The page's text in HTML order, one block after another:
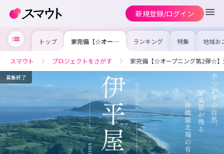
新規登録/ログイン
トップ 家完備【☆オープ
ニング第2弾☆】
人ぞ知る離島でマ
ルチワーカー大募
集!!!
ランキング 特集 地域お
の求
を集め
事内容
を比較
合った
けよう
スマウト プロジェクトをさがす 家完備【☆オープニング第2弾☆】
募集終了